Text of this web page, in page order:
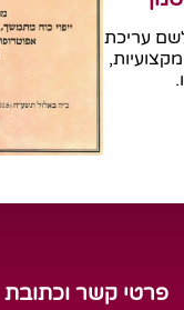
עריכת
פרטי קשר וכתובת